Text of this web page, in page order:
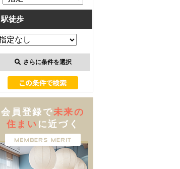
駅徒歩
さらに条件を選択
会員登録で未来の
住まい に近づく